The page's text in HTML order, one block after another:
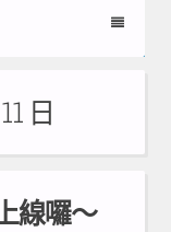
日
線囉～